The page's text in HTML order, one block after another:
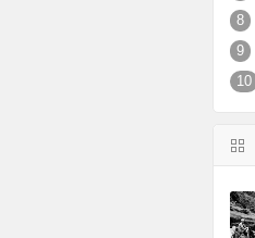
8
9
10